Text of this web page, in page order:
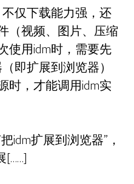
仅下载能力强，还
（视频、图片、压缩
使用idm时，需要先
即扩展到浏览器）
时，才能调用idm实
idm扩展到浏览器”，
[……]